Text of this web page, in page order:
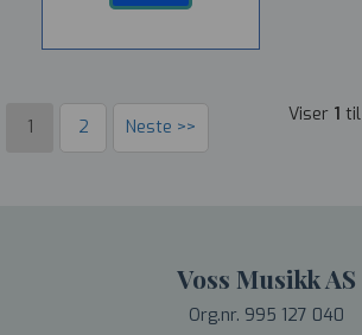
1 2 Neste >>
Viser 1 til
Voss Musikk AS
Org.nr. 995 127 040